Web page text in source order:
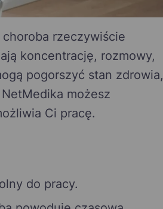
rzeczywiście
koncentrację, rozmowy,
pogorszyć stan zdrowia,
możesz
Ci pracę.
do pracy.